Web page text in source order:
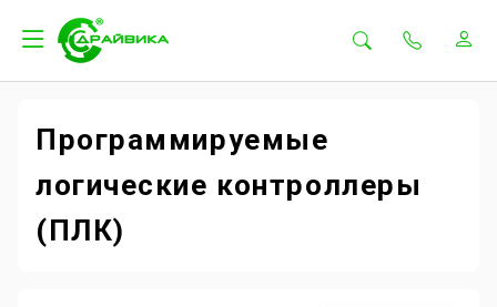
Программируемые
логические контроллеры
(ПЛК)